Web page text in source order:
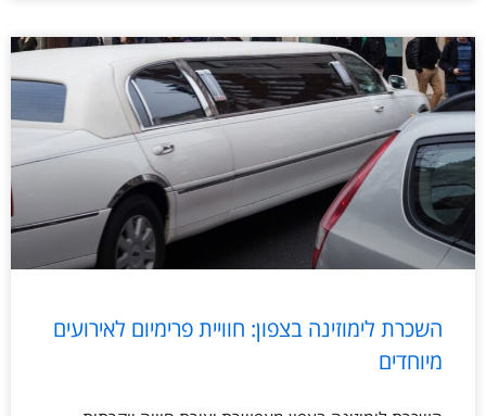
השכרת לימוזינה בצפון: חוויית פרימיום לאירועים
מיוחדים